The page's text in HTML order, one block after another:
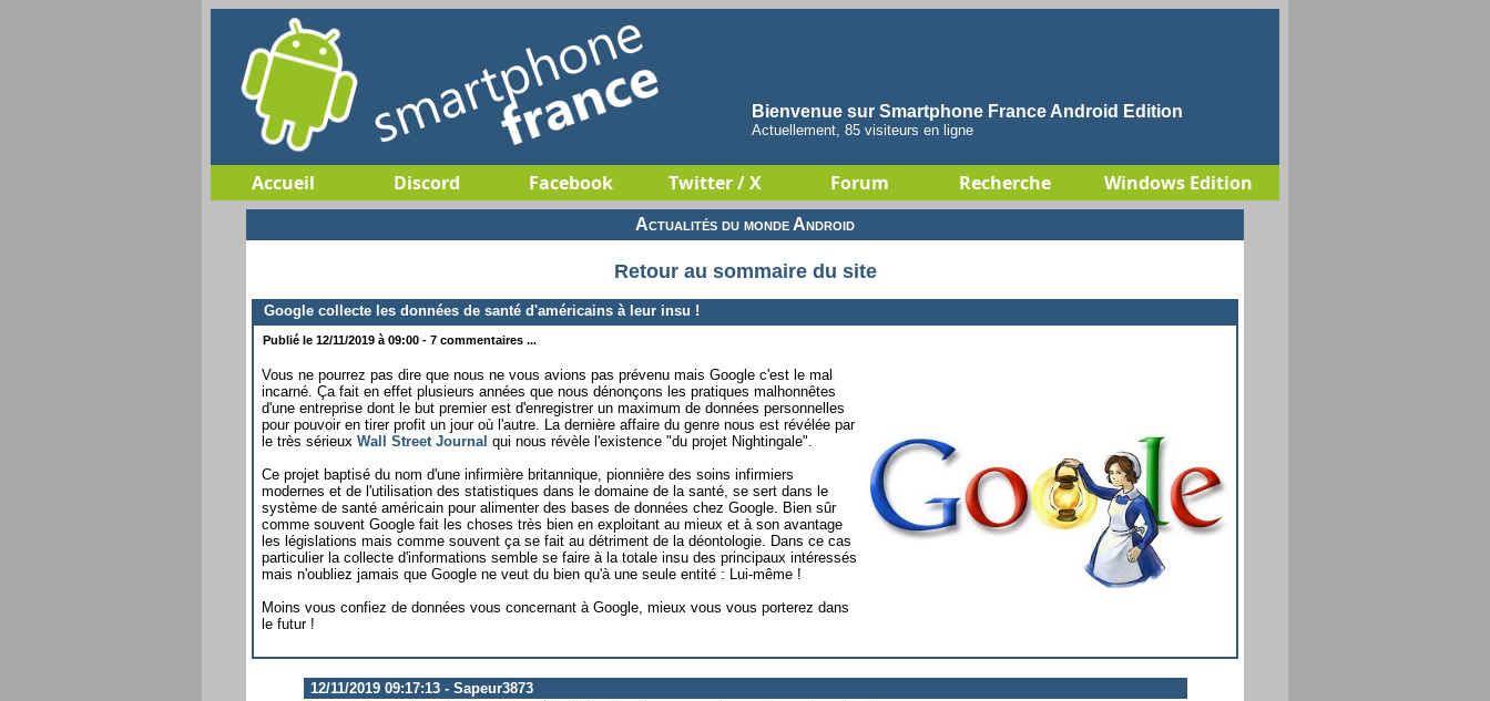
Bienvenue sur Smartphone France Android Edition
Actuellement, 85 visiteurs en ligne
Accueil Discord Facebook Twitter / X Forum Recherche Windows Edition
Actualités du monde Android
Retour au sommaire du site
Google collecte les données de santé d'américains à leur insu !
Publié le 12/11/2019 à 09:00 - 7 commentaires ...
Vous ne pourrez pas dire que nous ne vous avions pas prévenu mais Google c'est le mal
incarné. Ça fait en effet plusieurs années que nous dénonçons les pratiques malhonnêtes
d'une entreprise dont le but premier est d'enregistrer un maximum de données personnelles
pour pouvoir en tirer profit un jour où l'autre. La dernière affaire du genre nous est révélée par
le très sérieux Wall Street Journal qui nous révèle l'existence "du projet Nightingale".
Ce projet baptisé du nom d'une infirmière britannique, pionnière des soins infirmiers
modernes et de l'utilisation des statistiques dans le domaine de la santé, se sert dans le
système de santé américain pour alimenter des bases de données chez Google. Bien sûr
comme souvent Google fait les choses très bien en exploitant au mieux et à son avantage
les législations mais comme souvent ça se fait au détriment de la déontologie. Dans ce cas
particulier la collecte d'informations semble se faire à la totale insu des principaux intéressés
mais n'oubliez jamais que Google ne veut du bien qu'à une seule entité : Lui-même !
Moins vous confiez de données vous concernant à Google, mieux vous vous porterez dans
le futur !
12/11/2019 09:17:13 - Sapeur3873